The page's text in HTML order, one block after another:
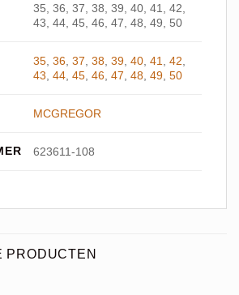
35, 36, 37, 38, 39, 40, 41, 42,
43, 44, 45, 46, 47, 48, 49, 50
35 ,36 ,37 ,38 ,39 ,40 ,41 ,42
43 ,44 ,45 ,46 ,47 ,48 ,49 ,50
MCGREGOR
623611-108
PRODUCTEN